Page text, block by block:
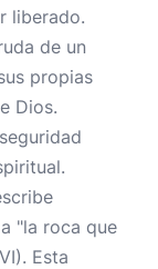
liberado.
de un
propias
Dios.
"la roca que
Esta